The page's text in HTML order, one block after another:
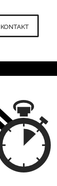
kontakt